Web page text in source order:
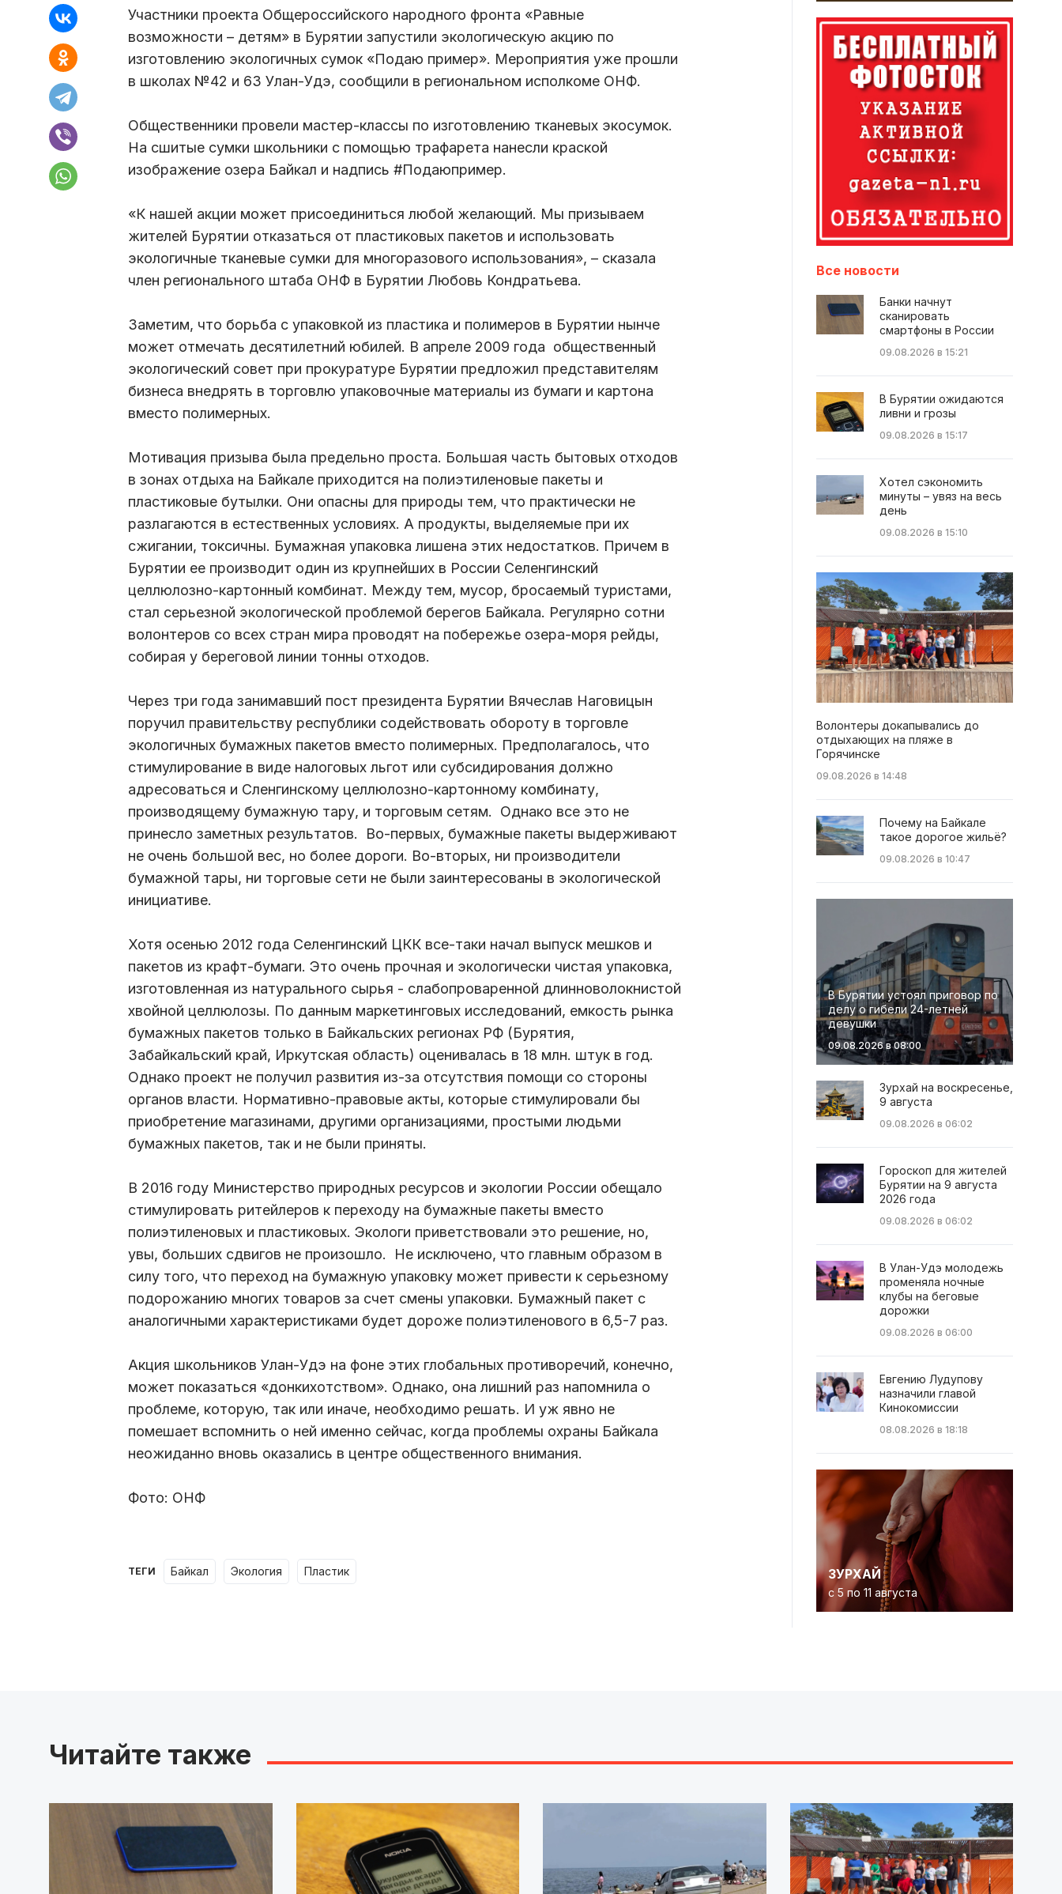
Участники проекта Общероссийского народного фронта «Равные
возможности – детям» в Бурятии запустили экологическую акцию по
изготовлению экологичных сумок «Подаю пример». Мероприятия уже прошли
в школах №42 и 63 Улан-Удэ, сообщили в региональном исполкоме ОНФ.
Общественники провели мастер-классы по изготовлению тканевых экосумок.
На сшитые сумки школьники с помощью трафарета нанесли краской
изображение озера Байкал и надпись #Подаюпример.
«К нашей акции может присоединиться любой желающий. Мы призываем
жителей Бурятии отказаться от пластиковых пакетов и использовать
экологичные тканевые сумки для многоразового использования», – сказала
член регионального штаба ОНФ в Бурятии Любовь Кондратьева.
Заметим, что борьба с упаковкой из пластика и полимеров в Бурятии нынче
может отмечать десятилетний юбилей. В апреле 2009 года общественный
экологический совет при прокуратуре Бурятии предложил представителям
бизнеса внедрять в торговлю упаковочные материалы из бумаги и картона
вместо полимерных.
Мотивация призыва была предельно проста. Большая часть бытовых отходов
в зонах отдыха на Байкале приходится на полиэтиленовые пакеты и
пластиковые бутылки. Они опасны для природы тем, что практически не
разлагаются в естественных условиях. А продукты, выделяемые при их
сжигании, токсичны. Бумажная упаковка лишена этих недостатков. Причем в
Бурятии ее производит один из крупнейших в России Селенгинский
целлюлозно-картонный комбинат. Между тем, мусор, бросаемый туристами,
стал серьезной экологической проблемой берегов Байкала. Регулярно сотни
волонтеров со всех стран мира проводят на побережье озера-моря рейды,
собирая у береговой линии тонны отходов.
Через три года занимавший пост президента Бурятии Вячеслав Наговицын
поручил правительству республики содействовать обороту в торговле
экологичных бумажных пакетов вместо полимерных. Предполагалось, что
стимулирование в виде налоговых льгот или субсидирования должно
адресоваться и Сленгинскому целлюлозно-картонному комбинату,
производящему бумажную тару, и торговым сетям. Однако все это не
принесло заметных результатов. Во-первых, бумажные пакеты выдерживают
не очень большой вес, но более дороги. Во-вторых, ни производители
бумажной тары, ни торговые сети не были заинтересованы в экологической
инициативе.
Хотя осенью 2012 года Селенгинский ЦКК все-таки начал выпуск мешков и
пакетов из крафт-бумаги. Это очень прочная и экологически чистая упаковка,
изготовленная из натурального сырья - слабопроваренной длинноволокнистой
хвойной целлюлозы. По данным маркетинговых исследований, емкость рынка
бумажных пакетов только в Байкальских регионах РФ (Бурятия,
Забайкальский край, Иркутская область) оценивалась в 18 млн. штук в год.
Однако проект не получил развития из-за отсутствия помощи со стороны
органов власти. Нормативно-правовые акты, которые стимулировали бы
приобретение магазинами, другими организациями, простыми людьми
бумажных пакетов, так и не были приняты.
В 2016 году Министерство природных ресурсов и экологии России обещало
стимулировать ритейлеров к переходу на бумажные пакеты вместо
полиэтиленовых и пластиковых. Экологи приветствовали это решение, но,
увы, больших сдвигов не произошло. Не исключено, что главным образом в
силу того, что переход на бумажную упаковку может привести к серьезному
подорожанию многих товаров за счет смены упаковки. Бумажный пакет с
аналогичными характеристиками будет дороже полиэтиленового в 6,5-7 раз.
Акция школьников Улан-Удэ на фоне этих глобальных противоречий, конечно,
может показаться «донкихотством». Однако, она лишний раз напомнила о
проблеме, которую, так или иначе, необходимо решать. И уж явно не
помешает вспомнить о ней именно сейчас, когда проблемы охраны Байкала
неожиданно вновь оказались в центре общественного внимания.
Фото: ОНФ
ТЕГИ Байкал экология пластик
Все новости
Банки начнут
сканировать
смартфоны в России
09.08.2026 в 15:21
В Бурятии ожидаются
ливни и грозы
09.08.2026 в 15:17
Хотел сэкономить
минуты – увяз на весь
день
09.08.2026 в 15:10
Волонтеры докапывались до
отдыхающих на пляже в
Горячинске
09.08.2026 в 14:48
Почему на Байкале
такое дорогое жильё?
09.08.2026 в 10:47
В Бурятии устоял приговор по
делу о гибели 24-летней
девушки
09.08.2026 в 08:00
Зурхай на воскресенье,
9 августа
09.08.2026 в 06:02
Гороскоп для жителей
Бурятии на 9 августа
2026 года
09.08.2026 в 06:02
В Улан-Удэ молодежь
променяла ночные
клубы на беговые
дорожки
09.08.2026 в 06:00
Евгению Лудупову
назначили главой
Кинокомиссии
08.08.2026 в 18:18
ЗУРХАЙ
с 5 по 11 августа
Читайте также